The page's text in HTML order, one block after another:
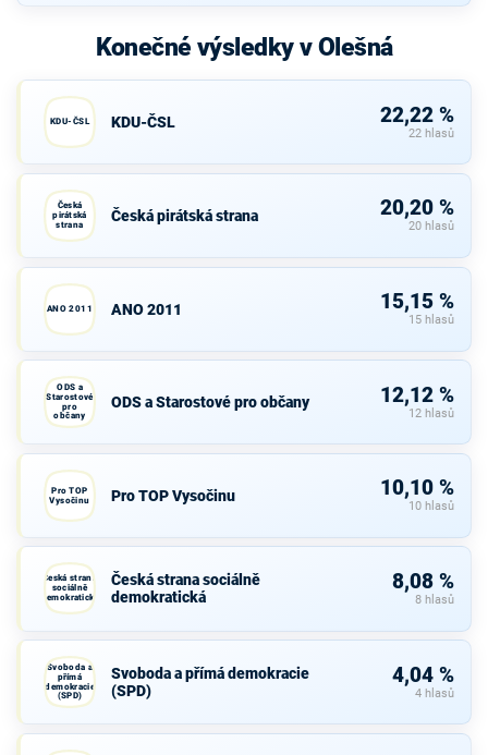
Konečné výsledky v Olešná
KDU-ČSL KDU-ČSL 22,22 %
22 hlasů
Česká
pirátská
strana
Česká pirátská strana 20,20 %
20 hlasů
ANO 2011 ANO 2011 15,15 %
15 hlasů
ODS a
Starostové
pro
občany
ODS a Starostové pro občany 12,12 %
12 hlasů
Pro TOP
Vysočinu
Pro TOP Vysočinu 10,10 %
10 hlasů
Česká strana
sociálně
demokratická
Česká strana sociálně
demokratická
8,08 %
8 hlasů
Svoboda a
přímá
demokracie
(SPD)
Svoboda a přímá demokracie
(SPD)
4,04 %
4 hlasů